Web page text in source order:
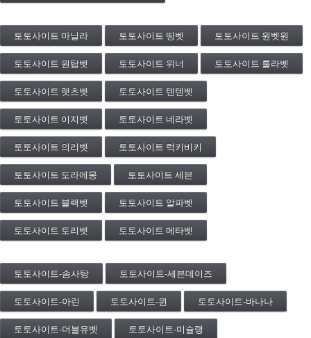
토토사이트 마닐라 토토사이트 띵벳 토토사이트 원벳원
토토사이트 원탑벳 토토사이트 위너 토토사이트 룰라벳
토토사이트 렛츠벳 토토사이트 텐텐벳
토토사이트 이지벳 토토사이트 네라벳
토토사이트 의리벳 토토사이트 럭키비키
토토사이트 도라에몽 토토사이트 세븐
토토사이트 블랙벳 토토사이트 알파벳
토토사이트 토리벳 토토사이트 메타벳
토토사이트-솜사탕 토토사이트-세븐데이즈
토토사이트-아린 토토사이트-윈 토토사이트-바나나
토토사이트-더블유벳 토토사이트-미슐랭